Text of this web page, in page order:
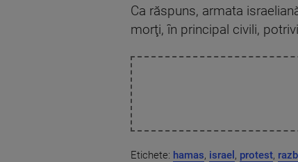
Ca răspuns, armata
morţi, în principal civili,
Etichete: hamas, israel , protest,